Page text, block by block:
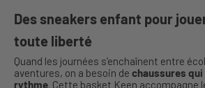
Des sneakers enfant pour
toute liberté
Quand les journées s’enchaînent entre
aventures, on a besoin de chaussures
rythme. Cette basket Keen accompagne